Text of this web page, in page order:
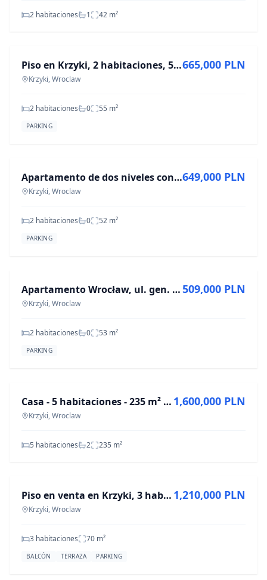
2 habitaciones 1 42 m²
Piso en Krzyki, 2 habitaciones, 55 m², ul. Śliczna
Krzyki, Wroclaw
665,000 PLN
2 habitaciones 0 55 m²
PARKING
Apartamento de dos niveles con aire acondicionado y garaje
Krzyki, Wroclaw
649,000 PLN
2 habitaciones 0 52 m²
PARKING
Apartamento Wrocław, ul. gen. Józefa Haukego-Bosaka, - 53 m²
Krzyki, Wroclaw
509,000 PLN
2 habitaciones 0 53 m²
PARKING
Casa - 5 habitaciones - 235 m² - al. Karkonoska Wrocław Krzyki
Krzyki, Wroclaw
1,600,000 PLN
5 habitaciones 2 235 m²
Piso en venta en Krzyki, 3 habitaciones, 70 m²
Krzyki, Wroclaw
1,210,000 PLN
3 habitaciones 70 m²
BALCÓN TERRAZA PARKING